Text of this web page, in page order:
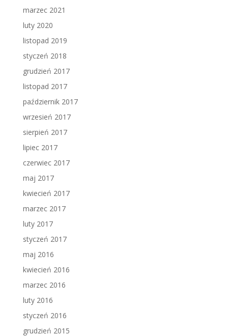
marzec 2021
luty 2020
listopad 2019
styczeń 2018
grudzień 2017
listopad 2017
październik 2017
wrzesień 2017
sierpień 2017
lipiec 2017
czerwiec 2017
maj 2017
kwiecień 2017
marzec 2017
luty 2017
styczeń 2017
maj 2016
kwiecień 2016
marzec 2016
luty 2016
styczeń 2016
grudzień 2015